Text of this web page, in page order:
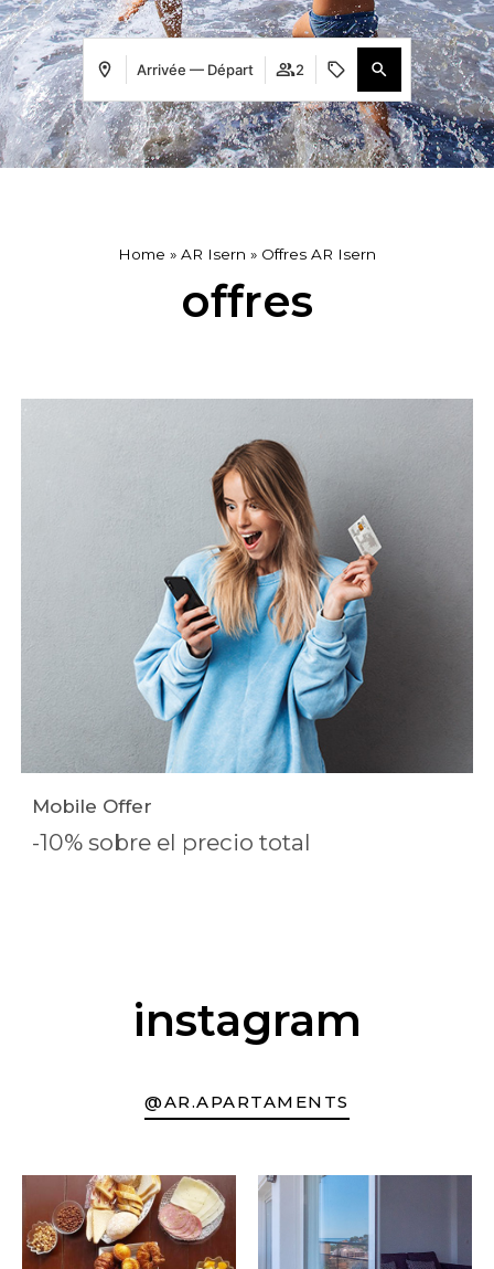
Arrivée — Départ 2
Home » AR Isern » Offres AR Isern
offres
Mobile Offer
-10% sobre el precio total
instagram
@AR.APARTAMENTS